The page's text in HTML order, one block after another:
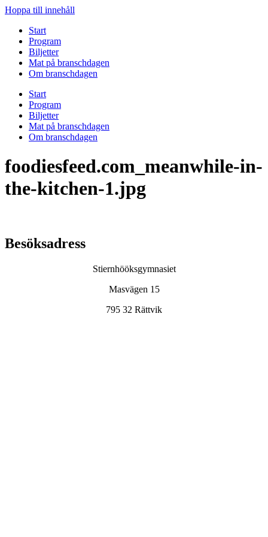
Hoppa till innehåll
Start
Program
Biljetter
Mat på branschdagen
Om branschdagen
Start
Program
Biljetter
Mat på branschdagen
Om branschdagen
foodiesfeed.com_meanwhile-in-
the-kitchen-1.jpg
Besöksadress
Stiernhööksgymnasiet
Masvägen 15
795 32 Rättvik